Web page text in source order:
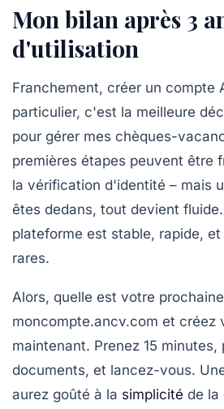
Mon bilan après 3
d'utilisation
Franchement, créer un compte
particulier, c'est la meilleure
pour gérer mes chèques-
premières étapes peuvent être
la vérification d'identité – mais
êtes dedans, tout devient
plateforme est stable, rapide,
rares.
Alors, quelle est votre
moncompte.ancv.com et créez
maintenant. Prenez 15 minutes,
documents, et lancez-vous.
aurez goûté à la simplicité de la